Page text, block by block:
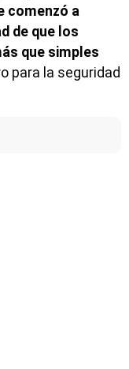
comenzó a
de que los
que simples
para la seguridad